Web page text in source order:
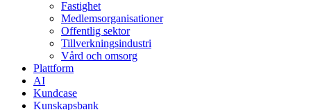
Fastighet
Medlemsorganisationer
Offentlig sektor
Tillverkningsindustri
Vård och omsorg
Plattform
AI
Kundcase
Kunskapsbank